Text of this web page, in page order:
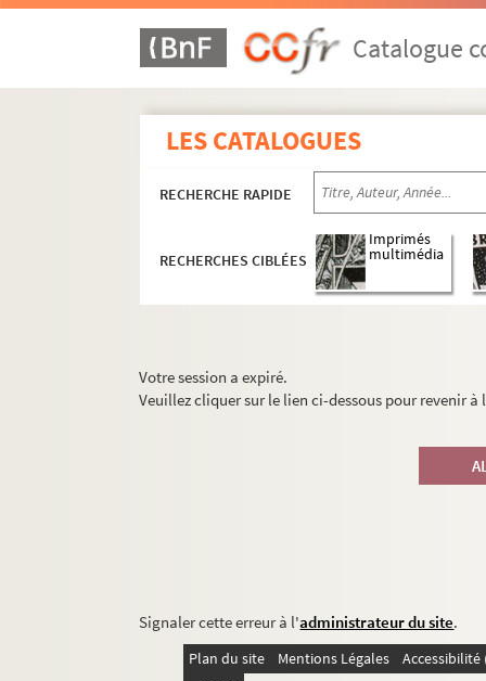
Catalogue
LES CATALOGUES
RECHERCHE RAPIDE
RECHERCHES CIBLÉES
Imprimés
multimédia
Votre session a expiré.
Veuillez cliquer sur le lien ci-dessous pour revenir
Signaler cette erreur à l'administrateur du site.
Plan du site Mentions Légales